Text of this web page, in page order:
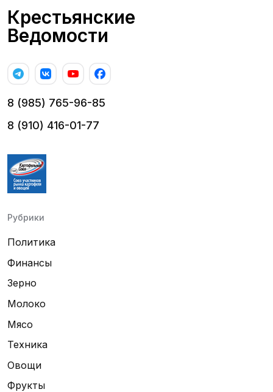
Крестьянские
Ведомости
8 (985) 765-96-85
8 (910) 416-01-77
Рубрики
Политика
Финансы
Зерно
Молоко
Мясо
Техника
Овощи
Фрукты